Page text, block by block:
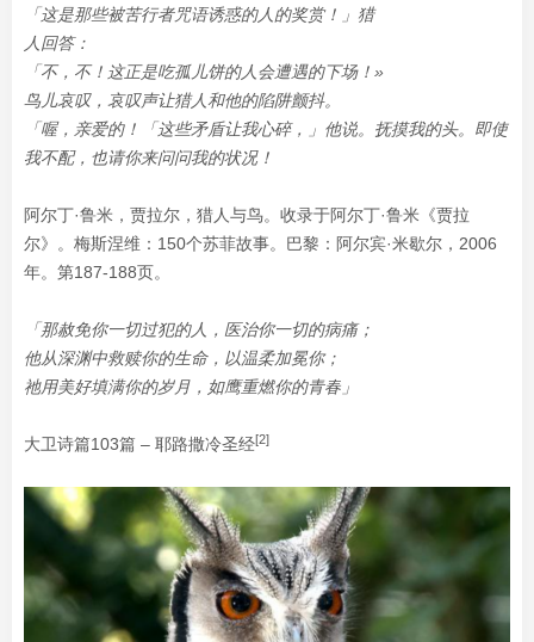
「这是那些被苦行者咒语诱惑的人的奖赏！」猎
人回答：
「不，不！这正是吃孤儿饼的人会遭遇的下场！»
鸟儿哀叹，哀叹声让猎人和他的陷阱颤抖。
「喔，亲爱的！「这些矛盾让我心碎，」他说。抚摸我的头。即使
我不配，也请你来问问我的状况！
阿尔丁·鲁米，贾拉尔，猎人与鸟。收录于阿尔丁·鲁米《贾拉
尔》。梅斯涅维：150个苏菲故事。巴黎：阿尔宾·米歇尔，2006
年。第187-188页。
「那赦免你一切过犯的人，医治你一切的病痛；
他从深渊中救赎你的生命，以温柔加冕你；
祂用美好填满你的岁月，如鹰重燃你的青春」
大卫诗篇103篇 – 耶路撒冷圣经[2]